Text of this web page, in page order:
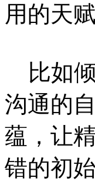
用的天赋
比如倾
沟通的
蕴，让
错的初